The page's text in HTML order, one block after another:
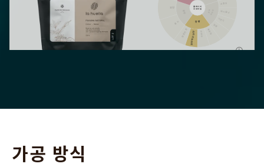
흑설탕
전반적인 단맛
홍차 단맛
꽃향
플레이버
프로파일
선사합니다.
가공 방식